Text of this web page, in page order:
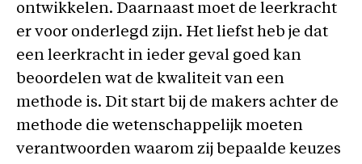
ontwikkelen. Daarnaast moet de leerkracht
er voor onderlegd zijn. Het liefst heb je dat
een leerkracht in ieder geval goed kan
beoordelen wat de kwaliteit van een
methode is. Dit start bij de makers achter de
methode die wetenschappelijk moeten
verantwoorden waarom zij bepaalde keuzes